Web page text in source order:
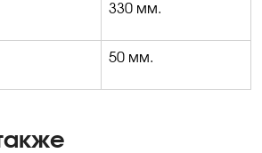
330 мм.
50 мм.